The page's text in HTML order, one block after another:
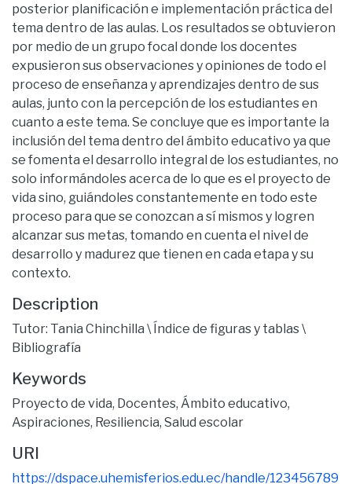
posterior planificación e implementación práctica del
tema dentro de las aulas. Los resultados se obtuvieron
por medio de un grupo focal donde los docentes
expusieron sus observaciones y opiniones de todo el
proceso de enseñanza y aprendizajes dentro de sus
aulas, junto con la percepción de los estudiantes en
cuanto a este tema. Se concluye que es importante la
inclusión del tema dentro del ámbito educativo ya que
se fomenta el desarrollo integral de los estudiantes, no
solo informándoles acerca de lo que es el proyecto de
vida sino, guiándoles constantemente en todo este
proceso para que se conozcan a sí mismos y logren
alcanzar sus metas, tomando en cuenta el nivel de
desarrollo y madurez que tienen en cada etapa y su
contexto.
Description
Tutor: Tania Chinchilla \ Índice de figuras y tablas \
Bibliografía
Keywords
Proyecto de vida, Docentes, Ámbito educativo,
Aspiraciones, Resiliencia, Salud escolar
URI
https://dspace.uhemisferios.edu.ec/handle/123456789